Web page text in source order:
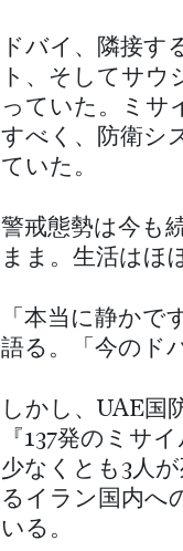
ドバイ、隣接す
ト、そしてサウ
っていた。ミサ
すべく、防衛シ
ていた。
警戒態勢は今も
まま。生活はほ
「本当に静か
語る。「今のド
しかし、UAE国
『137発のミサ
少なくとも3人
るイラン国内へ
いる。